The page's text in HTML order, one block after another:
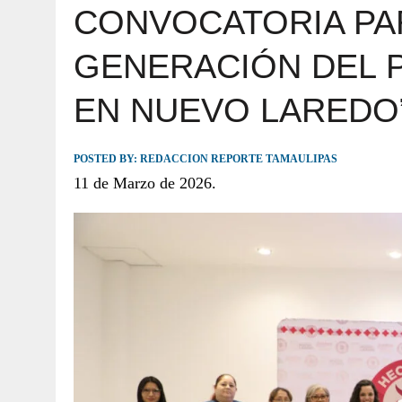
JULIO 30, 2026 | TAMAULIPAS TE INVITA A DESCUBRIR EL
CONVOCATORIA
GENERACIÓN DEL
EN NUEVO
POSTED BY: REDACCION REPORTE TAMAULIPAS
11 de Marzo de 2026.